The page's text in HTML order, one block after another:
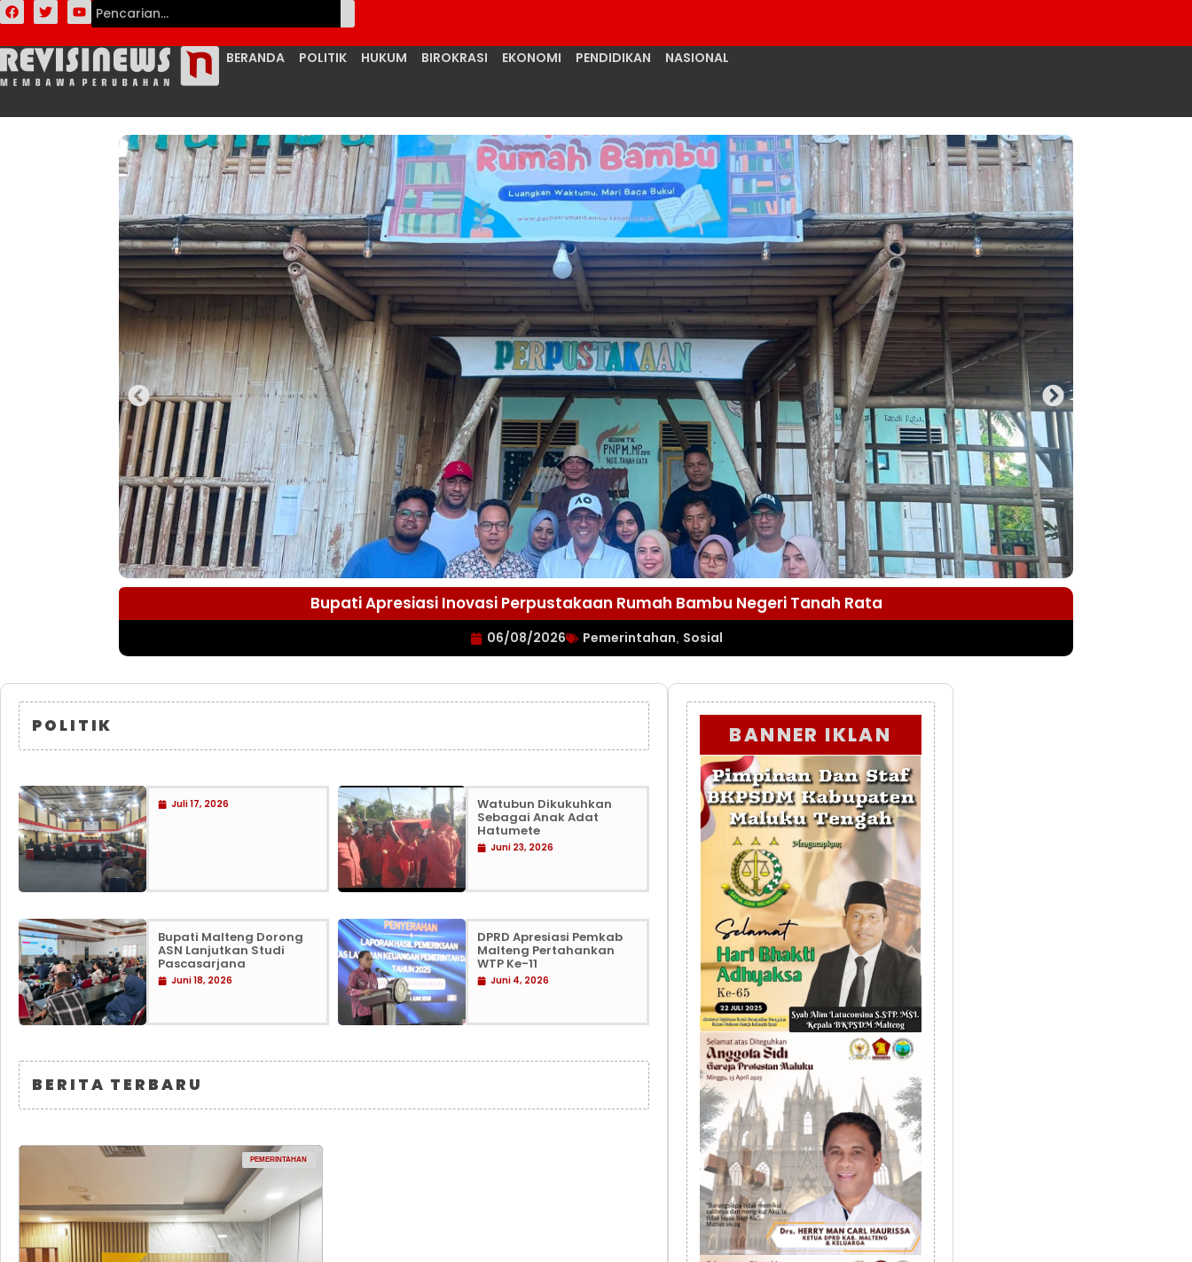
BERANDA POLITIK HUKUM BIROKRASI EKONOMI PENDIDIKAN NASIONAL
Bupati Apresiasi Inovasi Perpustakaan Rumah Bambu Negeri Tanah Rata
06/08/2026 Pemerintahan Sosial
POLITIK
Juli 17, 2026 Watubun Dikukuhkan
Sebagai Anak Adat
Hatumete
Juni 23, 2026
Bupati Malteng Dorong
ASN Lanjutkan Studi
Pascasarjana
Juni 18, 2026
DPRD Apresiasi Pemkab
Malteng Pertahankan
WTP Ke-11
Juni 4, 2026
BERITA TERBARU
PEMERINTAHAN
BANNER IKLAN